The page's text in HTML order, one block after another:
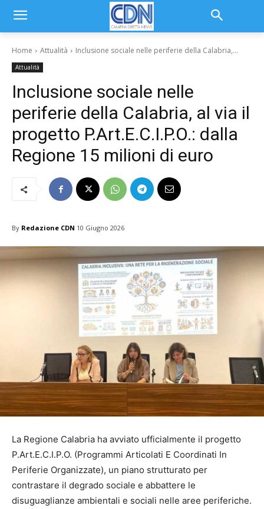
Home Attualità Inclusione sociale nelle periferie della Calabria,...
Attualità
Inclusione sociale nelle
periferie della Calabria, al via il
progetto P.Art.E.C.I.P.O.: dalla
Regione 15 milioni di euro
By Redazione CDN 10 Giugno 2026
La Regione Calabria ha avviato ufficialmente il progetto
P.Art.E.C.I.P.O. (Programmi Articolati E Coordinati In
Periferie Organizzate), un piano strutturato per
contrastare il degrado sociale e abbattere le
disuguaglianze ambientali e sociali nelle aree periferiche.